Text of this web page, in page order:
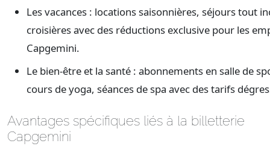
Les vacances : locations saisonnières, séjours tout
croisières avec des réductions exclusive pour les
Capgemini.
Le bien-être et la santé : abonnements en salle de
cours de yoga, séances de spa avec des tarifs
Avantages spécifiques liés à la billetterie
Capgemini